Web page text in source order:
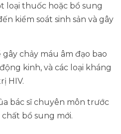
loại thuốc hoặc bổ sung
kiểm soát sinh sản và gây
chảy máu âm đạo bao
kinh, và các loại kháng
HIV.
bác sĩ chuyên môn trước
bổ sung mới.